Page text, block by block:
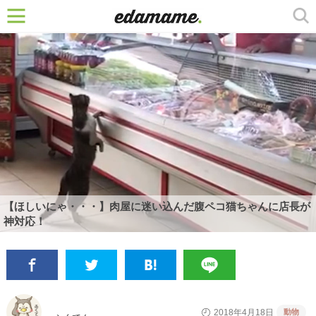
【ほしいにゃ・・・】肉屋に迷い込んだ腹ペコ猫ちゃんに店長が
神対応！
2018年4月18日 動物